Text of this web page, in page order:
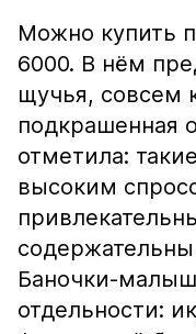
Можно купить
6000. В нём
щучья, совсем
подкрашенная
отметила:
высоким
Баночки-
отдельности: